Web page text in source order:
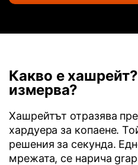
Какво е
измерва?
Хашрейтът отразява
хардуера за копаене.
решения за секунда.
мрежата, се нарича